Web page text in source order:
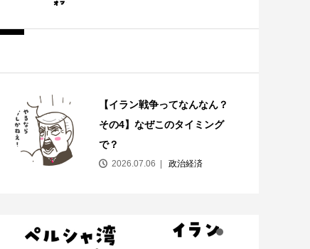
【イラン戦争ってなんなん？
その4】なぜこのタイミング
で？
2026.07.06 政治経済